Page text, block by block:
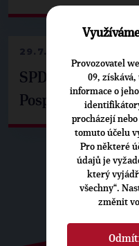
29.7.2026
SPD už není ve
Pospíšil: Je tu
Provozovatel
09, získává,
informace o
procházejí
tomuto účelu
Pro některé
údajů je
který
všechny“.
změnit